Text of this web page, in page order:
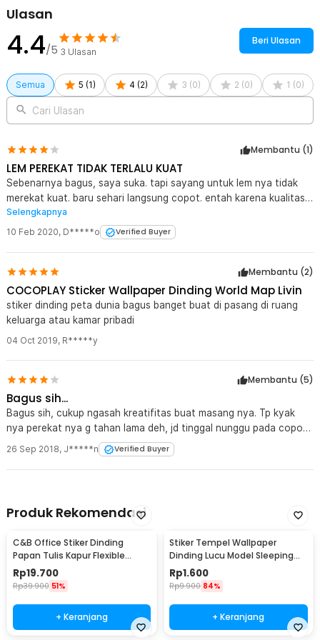
Mudah Dibersihkan
aman, memastikan daya rekat yang optimal pada permukaan
dinding. Meskipun kuat, stiker ini tetap dapat dilepas dengan
itu, stiker ini juga mudah dibersihkan, sehingga tetap terlihat bersih
dan rapi sepanjang waktu.
Kelengkapan Produk
1 x COCOPLAY Stiker Dinding Peta Dunia World Map Wall Sticker
Dekorasi - AY9133
Ulasan
4.4/5 3 Ulasan
Beri Ulasan
Semua 5 (1 ) 4 (2) 3 (0) 2 (0) 1 (0)
Cari Ulasan
Membantu (1)
LEM PEREKAT TIDAK TERLALU KUAT
Sebenarnya bagus, saya suka. tapi sayang untuk lem nya tidak
merekat kuat. baru sehari langsung copot. entah karena kualitas
lemnya, atau memang kondisi dinding kamar.
Selengkapnya
10 Feb 2020, D*****o Verified Buyer
Membantu (2)
COCOPLAY Sticker Wallpaper Dinding World Map Livin
stiker dinding peta dunia bagus banget buat di pasang di ruang
keluarga atau kamar pribadi
04 Oct 2019, R*****y
Membantu (5)
Bagus sih...
Bagus sih, cukup ngasah kreatifitas buat masang nya. Tp kyak
nya perekat nya g tahan lama deh, jd tinggal nunggu pada copot
26 Sep 2018, J*****n Verified Buyer
Produk Rekomendasi
C&B Office Stiker Dinding
Papan Tulis Kapur Flexible
200x45cm - 513
Rp19.700
Rp39.900 51%
+ Keranjang
Stiker Tempel Wallpaper
Dinding Lucu Model Sleeping
Cat
Rp1.600
Rp9.900 84%
+ Keranjang